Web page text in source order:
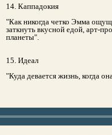
14. Каппадокия
"Как никогда четко Эмма
заткнуть вкусной едой, арт-
планеты".
15. Идеал
"Куда девается жизнь, когда